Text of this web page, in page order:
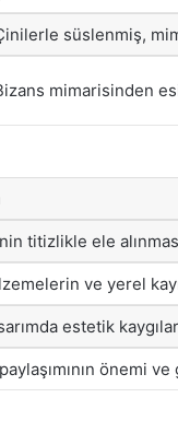
süslenmiş,
mimarisinden
titizlikle ele
ve yerel
estetik
önemi